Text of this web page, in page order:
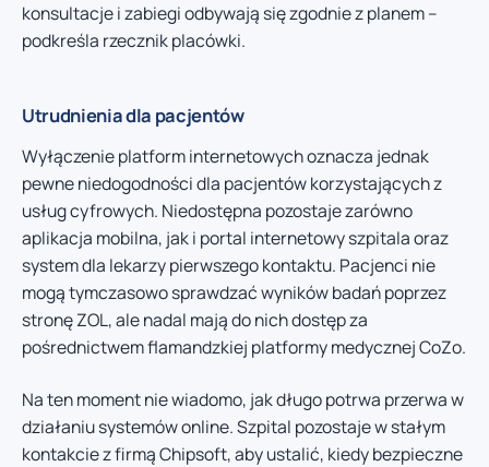
konsultacje i zabiegi odbywają się zgodnie z planem –
podkreśla rzecznik placówki.
Utrudnienia dla pacjentów
Wyłączenie platform internetowych oznacza jednak
pewne niedogodności dla pacjentów korzystających z
usług cyfrowych. Niedostępna pozostaje zarówno
aplikacja mobilna, jak i portal internetowy szpitala oraz
system dla lekarzy pierwszego kontaktu. Pacjenci nie
mogą tymczasowo sprawdzać wyników badań poprzez
stronę ZOL, ale nadal mają do nich dostęp za
pośrednictwem flamandzkiej platformy medycznej CoZo.
Na ten moment nie wiadomo, jak długo potrwa przerwa w
działaniu systemów online. Szpital pozostaje w stałym
kontakcie z firmą Chipsoft, aby ustalić, kiedy bezpieczne